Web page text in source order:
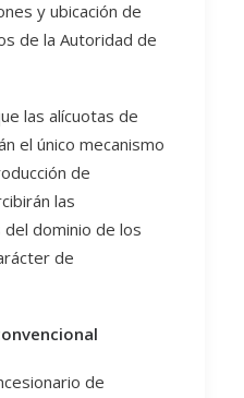
y ubicación de
de la Autoridad de
las alícuotas de
el único mecanismo
de
las
dominio de los
de
de